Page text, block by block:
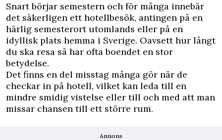
Snart börjar semestern och för många innebär
det säkerligen ett hotellbesök, antingen på en
härlig semesterort utomlands eller på en
idyllisk plats hemma i Sverige. Oavsett hur långt
du ska resa så har ofta boendet en stor
betydelse.
Det finns en del misstag många gör när de
checkar in på hotell, vilket kan leda till en
mindre smidig vistelse eller till och med att man
missar chansen till ett större rum.
Annons